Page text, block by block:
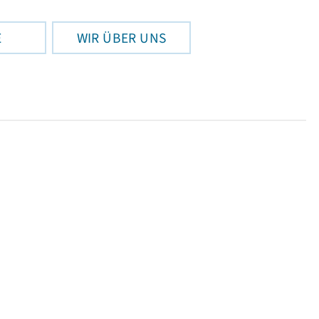
WIR ÜBER UNS